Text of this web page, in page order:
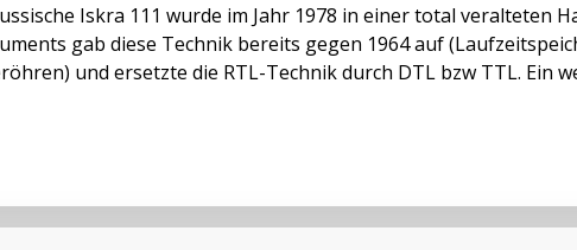
Iskra 111 wurde im Jahr 1978 in einer total veralteten
gab diese Technik bereits gegen 1964 auf
und ersetzte die RTL-Technik durch DTL bzw TTL. Ein